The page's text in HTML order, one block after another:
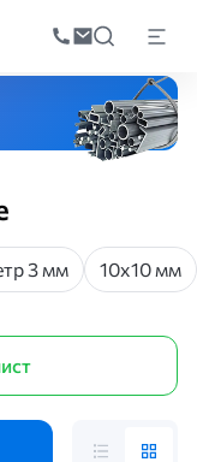
по
Сетка рабица
3 мм 10х10 мм